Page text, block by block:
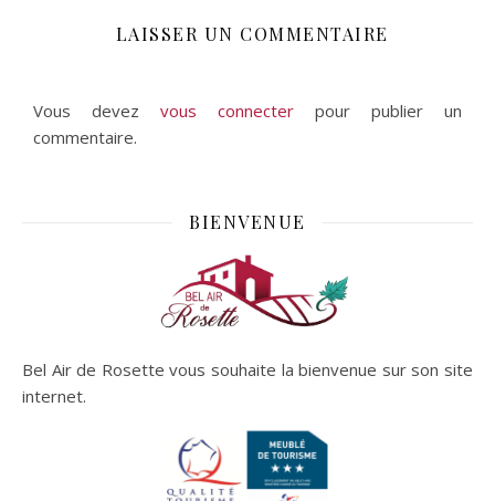
LAISSER UN COMMENTAIRE
Vous devez vous connecter pour publier un
commentaire.
BIENVENUE
Bel Air de Rosette vous souhaite la bienvenue sur son site
internet.